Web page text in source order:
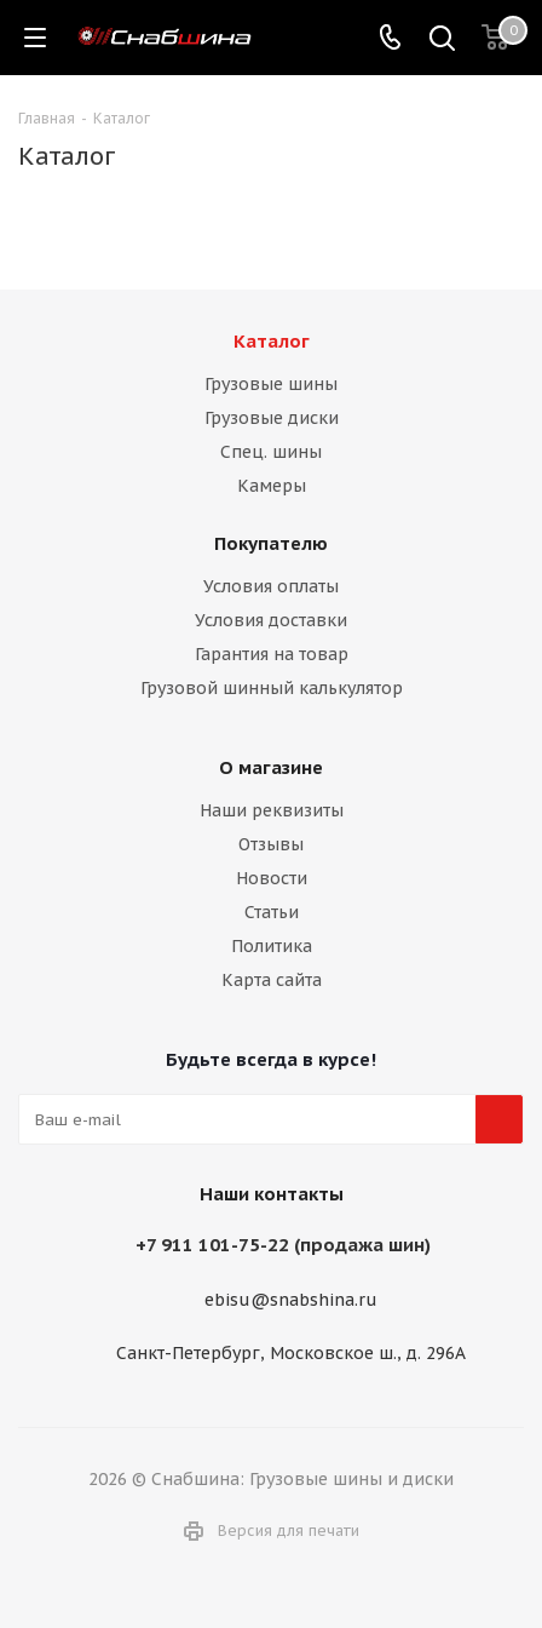
0
Главная - Каталог
Каталог
Каталог
Грузовые шины
Грузовые диски
Спец. шины
Камеры
Покупателю
Условия оплаты
Условия доставки
Гарантия на товар
Грузовой шинный калькулятор
О магазине
Наши реквизиты
Отзывы
Новости
Статьи
Политика
Карта сайта
Будьте всегда в курсе!
Наши контакты
+7 911 101-75-22 (продажа шин)
ebisu@snabshina.ru
Санкт-Петербург, Московское ш., д. 296А
2026 © Снабшина: Грузовые шины и диски
Версия для печати